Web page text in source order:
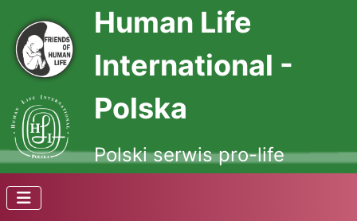
Human Life
International -
Polska
Polski serwis pro-life